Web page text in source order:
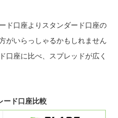
ド口座よりスタンダード口座の
がいらっしゃるかもしれません
口座に比べ、スプレッドが広く
ード口座比較